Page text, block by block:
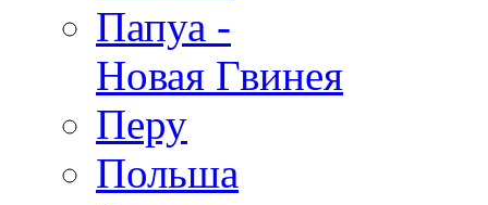
Папуа -
Новая Гвинея
Перу
Польша